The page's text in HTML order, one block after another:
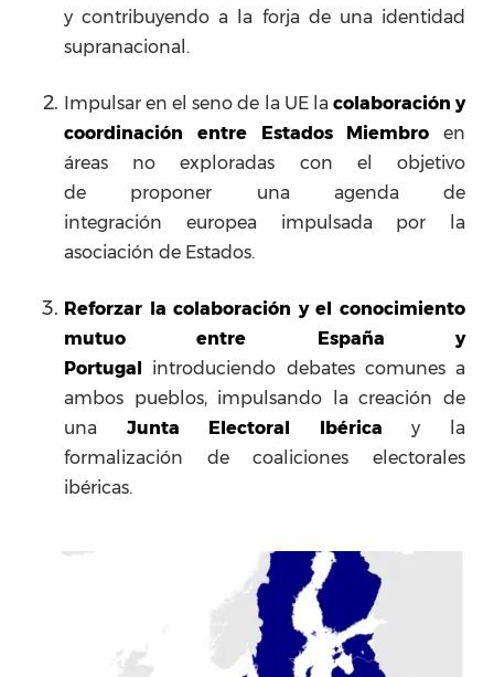
y contribuyendo a la forja de una identidad
supranacional.
Impulsar en el seno de la UE la colaboración y
coordinación entre
Estados Miembro en
áreas no exploradas con el objetivo
de proponer una agenda de
integración europea impulsada por la
asociación de Estados.
Reforzar la colaboración y el conocimiento
mutuo entre España y
Portugal
introduciendo debates comunes a
ambos pueblos, impulsando la creación de
una Junta Electoral Ibérica y la
formalización de coaliciones electorales
ibéricas.